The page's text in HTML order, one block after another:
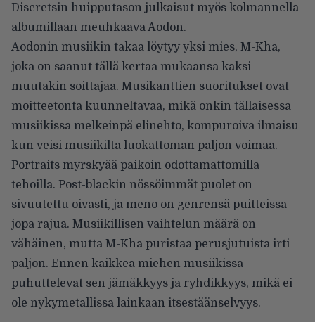
Discretsin huipputason julkaisut myös kolmannella
albumillaan meuhkaava Aodon.
Aodonin musiikin takaa löytyy yksi mies, M-Kha,
joka on saanut tällä kertaa mukaansa kaksi
muutakin soittajaa. Musikanttien suoritukset ovat
moitteetonta kuunneltavaa, mikä onkin tällaisessa
musiikissa melkeinpä elinehto, kompuroiva ilmaisu
kun veisi musiikilta luokattoman paljon voimaa.
Portraits myrskyää paikoin odottamattomilla
tehoilla. Post-blackin nössöimmät puolet on
sivuutettu oivasti, ja meno on genrensä puitteissa
jopa rajua. Musiikillisen vaihtelun määrä on
vähäinen, mutta M-Kha puristaa perusjutuista irti
paljon. Ennen kaikkea miehen musiikissa
puhuttelevat sen jämäkkyys ja ryhdikkyys, mikä ei
ole nykymetallissa lainkaan itsestäänselvyys.